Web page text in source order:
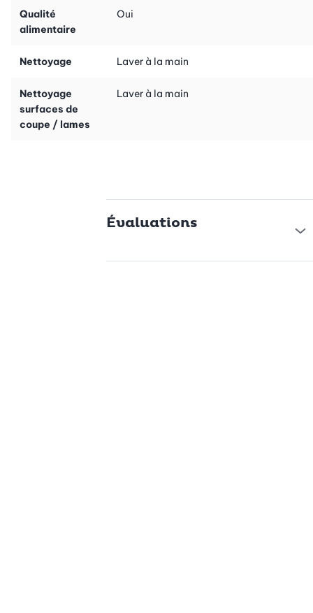
place. Elle se range facilement dans un tiroir.
Qualité
alimentaire
Oui
Nettoyage Laver à la main
Nettoyage
surfaces de
coupe / lames
Laver à la main
Évaluations